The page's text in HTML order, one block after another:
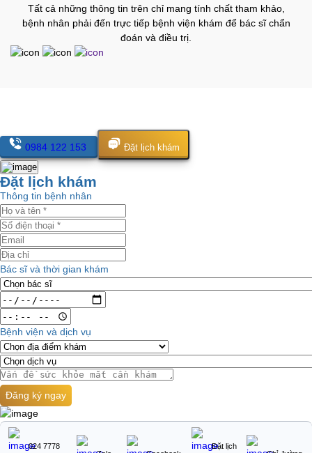
Tất cả những thông tin trên chỉ mang tính chất tham khảo,
bệnh nhân phải đến trực tiếp bệnh viện khám để bác sĩ chẩn
đoán và điều trị.
0984 122 153 Đặt lịch khám
Đặt lịch khám
Thông tin bệnh nhân
Bác sĩ và thời gian khám
Bệnh viện và dịch vụ
Đăng ký ngay
024 7778
Đặt lịch